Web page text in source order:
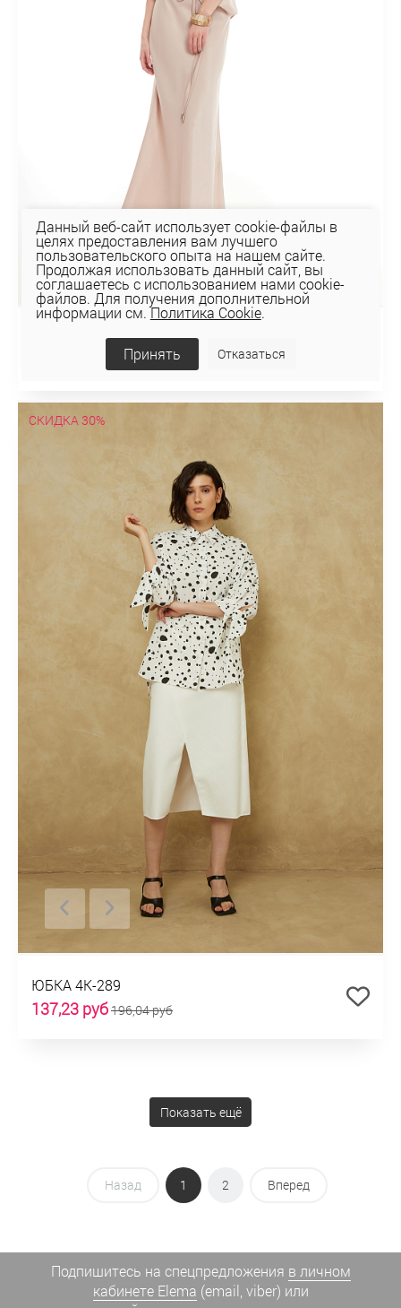
ЮБКА 4К-1234
176,35 руб
СКИДКА 30%
ЮБКА 4К-289
137,23 руб196,04 руб
Показать ещё
Назад 1 2 Вперед
Подпишитесь на спецпредложения в личном
кабинете Elema (email, viber) или
Данный веб-сайт использует cookie-файлы в
целях предоставления вам лучшего
пользовательского опыта на нашем сайте.
Продолжая использовать данный сайт, вы
соглашаетесь с использованием нами cookie-
файлов. Для получения дополнительной
информации см.Политика Cookie.
Принять Отказаться